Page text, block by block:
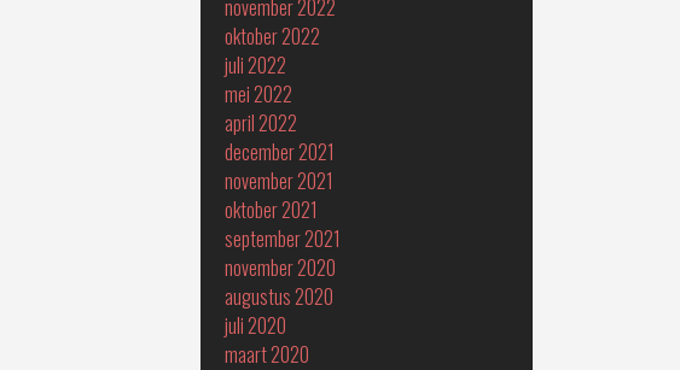
november 2022
oktober 2022
juli 2022
mei 2022
april 2022
december 2021
november 2021
oktober 2021
september 2021
november 2020
augustus 2020
juli 2020
maart 2020